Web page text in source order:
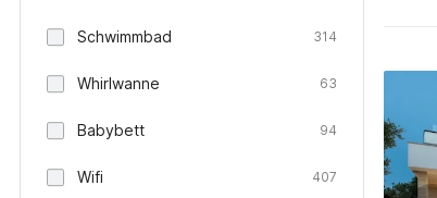
Schwimmbad 314
Whirlwanne 63
Babybett 94
Wifi 407